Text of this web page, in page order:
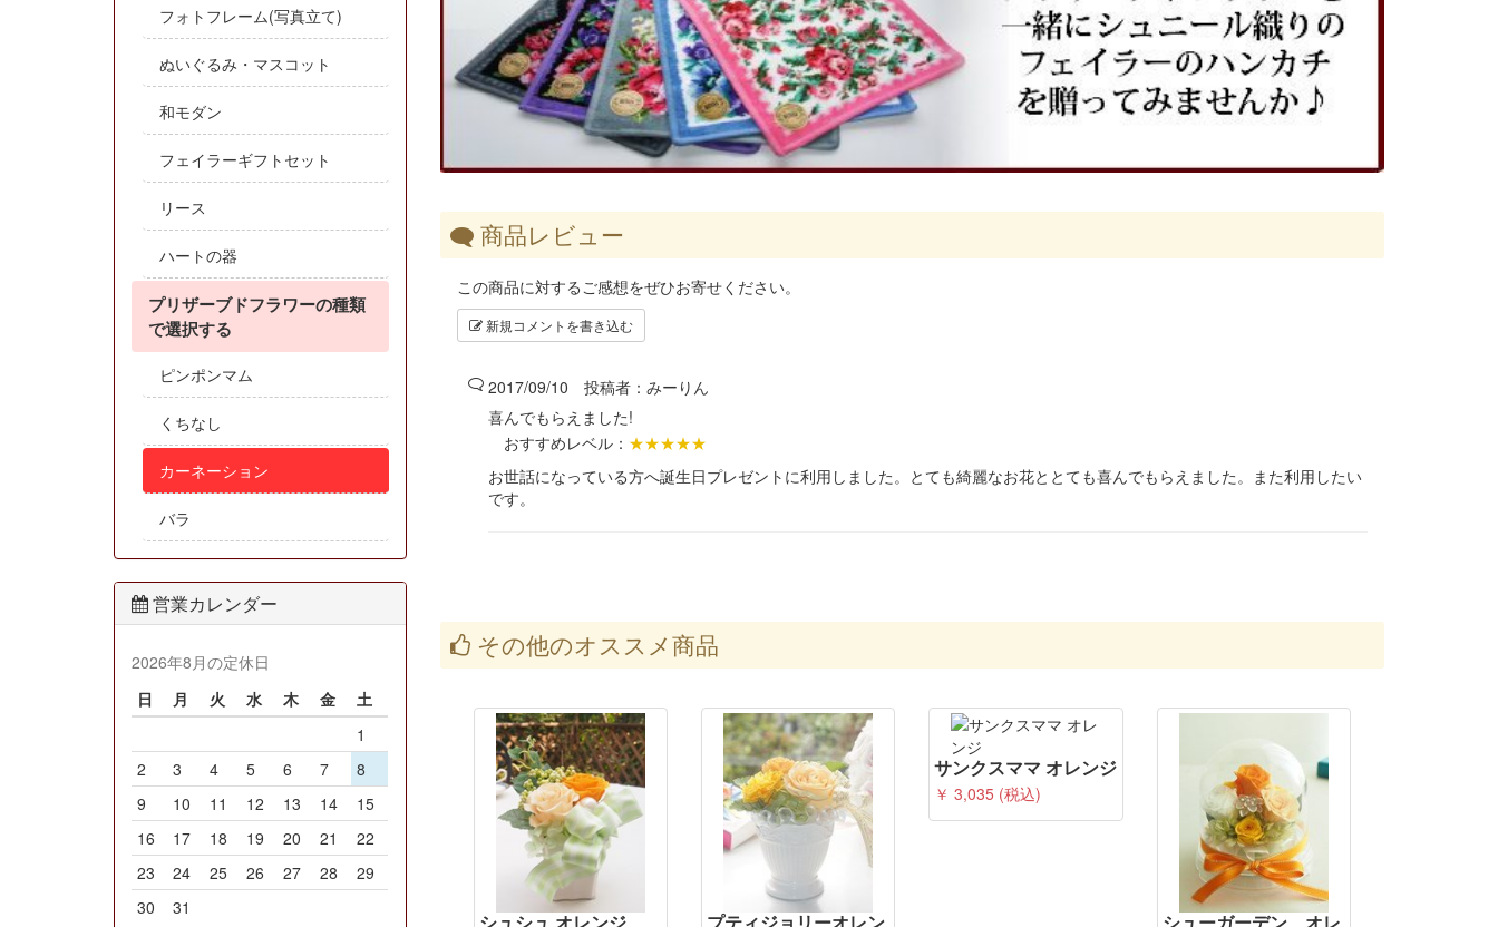
商品レビュー
この商品に対するご感想をぜひお寄せください。
新規コメントを書き込む
2017/09/10 投稿者： みーりん
喜んでもらえました!
おすすめレベル： ★★★★★
お世話になっている方へ誕生日プレゼントに利用しました。とても綺麗なお花ととても喜んでもらえました。また利用したい
です。
その他のオススメ商品
サンクスママ オレンジ
￥ 3,035 (税込)
フォトフレーム(写真立て)
ぬいぐるみ・マスコット
和モダン
フェイラーギフトセット
リース
ハートの器
プリザーブドフラワーの種類
で選択する
ピンポンマム
くちなし
カーネーション
バラ
営業カレンダー
2026年8月の定休日
日
月 火 水 木 金
土
1
2
3 4 5 6 7
8
9
10 11 12 13 14
15
16
17 18 19 20 21
22
23
24 25 26 27 28
29
30
31